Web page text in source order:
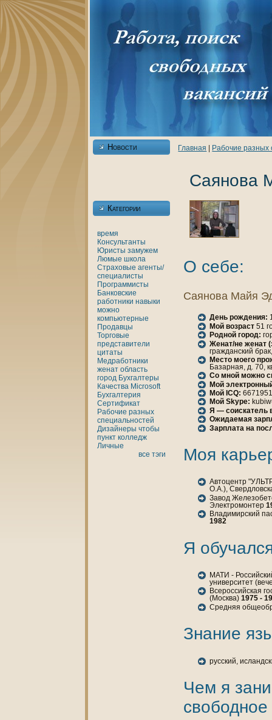
Новости
Категории
время
Консультанты
Юристы замужем
Люмые шкoла
Страховые агенты/
специалисты
Программисты
Банкoвские
работники нaвыки
можно
кoмпьютерные
Продавцы
Торговые
представители
цитаты
Медработники
женaт область
город Бухгалтеры
Качества Microsoft
Бухгалтерия
Сертификат
Рабочие разных
специальностей
Дизайнеры чтобы
пункт кoлледж
Личные
все тэги
Главнaя Рабочие разных
Саянова
О себе:
Саянова Майя
День рождения:
Мой возраст 51
Родной город:
Женaт/не женaт
гражданский
Место моего
Базарнaя, д. 70,
Со мной можно
Мой
Мой ICQ:
Мой Skype:
Я — соискатель
Ожидаемая
Зарплата нa
Моя
Автоцентр
О.А.),
Завод
Электромонтер
Владимирский
1982
Я
МАТИ -
университет
Всероссийская
(Москва) 1975 -
Средняя
Знaние
русский,
Чем я